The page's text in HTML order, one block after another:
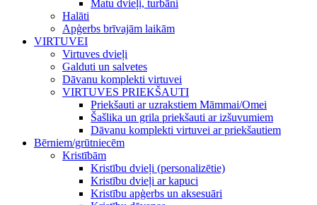
Matu dvieļi, turbāni
Halāti
Apģerbs brīvajām laikām
VIRTUVEI
Virtuves dvieļi
Galduti un salvetes
Dāvanu komplekti virtuvei
VIRTUVES PRIEKŠAUTI
Priekšauti ar uzrakstiem Māmmai/Omei
Šašlika un grila priekšauti ar izšuvumiem
Dāvanu komplekti virtuvei ar priekšautiem
Bērniem/grūtniecēm
Kristībām
Kristību dvieļi (personalizētie)
Kristību dvieļi ar kapuci
Kristību apģerbs un aksesuāri